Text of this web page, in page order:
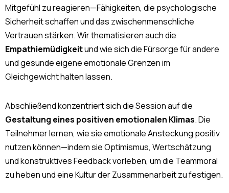
Mitgefühl zu reagieren—Fähigkeiten, die psychologische
Sicherheit schaffen und das zwischenmenschliche
Vertrauen stärken. Wir thematisieren auch die
Empathiemüdigkeitund wie sich die Fürsorge für andere
und gesunde eigene emotionale Grenzen im
Gleichgewicht halten lassen.
Abschließend konzentriert sich die Session auf die
Gestaltung eines positiven emotionalen Klimas. Die
Teilnehmer lernen, wie sie emotionale Ansteckung positiv
nutzen können—indem sie Optimismus, Wertschätzung
und konstruktives Feedback vorleben, um die Teammoral
zu heben und eine Kultur der Zusammenarbeit zu festigen.